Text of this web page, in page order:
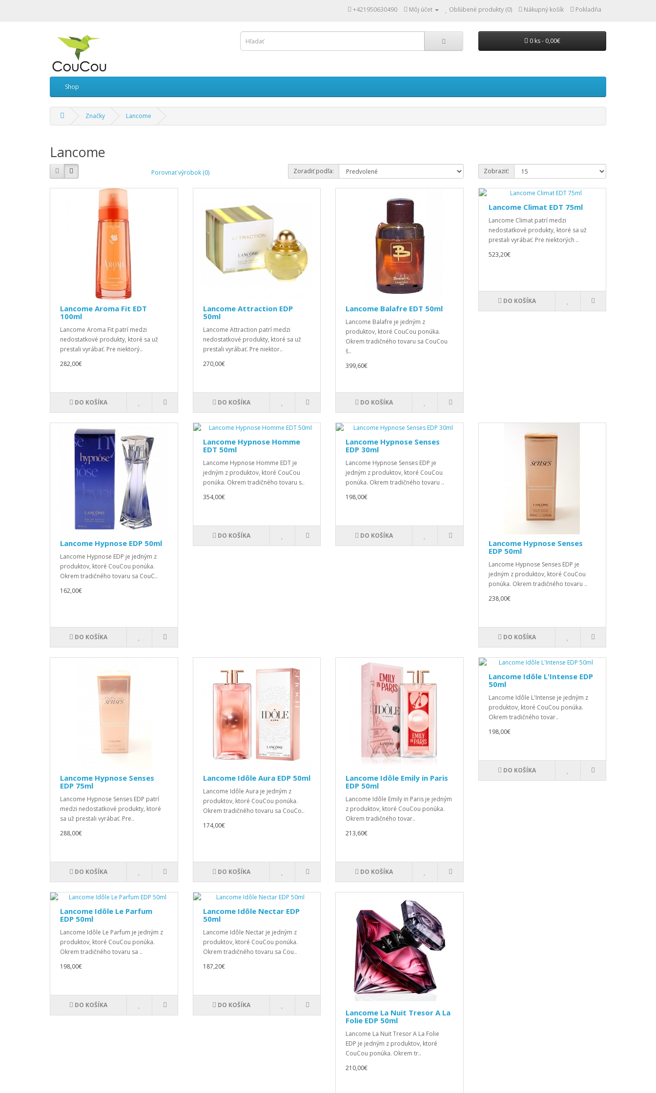
+421950630490 Môj účet Obľúbené produkty (0) Nákupný košík Pokladňa
0 ks - 0,00€
Shop
Značky Lancome
Lancome
Porovnať výrobok (0) Zoradiť podľa: Zobraziť:
Lancome Aroma Fit EDT
100ml
Lancome Aroma Fit patrí medzi
nedostatkové produkty, ktoré sa už
prestali vyrábať. Pre niektorý..
282,00€
DO KOŠÍKA
Lancome Attraction EDP
50ml
Lancome Attraction patrí medzi
nedostatkové produkty, ktoré sa už
prestali vyrábať. Pre niektor..
270,00€
DO KOŠÍKA
Lancome Balafre EDT 50ml
Lancome Balafre je jedným z
produktov, ktoré CouCou ponúka.
Okrem tradičného tovaru sa CouCou
š..
399,60€
DO KOŠÍKA
Lancome Climat EDT 75ml
Lancome Climat patrí medzi
nedostatkové produkty, ktoré sa už
prestali vyrábať. Pre niektorých ..
523,20€
DO KOŠÍKA
Lancome Hypnose EDP 50ml
Lancome Hypnose EDP je jedným z
produktov, ktoré CouCou ponúka.
Okrem tradičného tovaru sa CouC..
162,00€
DO KOŠÍKA
Lancome Hypnose Homme
EDT 50ml
Lancome Hypnose Homme EDT je
jedným z produktov, ktoré CouCou
ponúka. Okrem tradičného tovaru s..
354,00€
DO KOŠÍKA
Lancome Hypnose Senses
EDP 30ml
Lancome Hypnose Senses EDP je
jedným z produktov, ktoré CouCou
ponúka. Okrem tradičného tovaru ..
198,00€
DO KOŠÍKA
Lancome Hypnose Senses
EDP 50ml
Lancome Hypnose Senses EDP je
jedným z produktov, ktoré CouCou
ponúka. Okrem tradičného tovaru ..
238,00€
DO KOŠÍKA
Lancome Hypnose Senses
EDP 75ml
Lancome Hypnose Senses EDP patrí
medzi nedostatkové produkty, ktoré
sa už prestali vyrábať. Pre..
288,00€
DO KOŠÍKA
Lancome Idôle Aura EDP 50ml
Lancome Idôle Aura je jedným z
produktov, ktoré CouCou ponúka.
Okrem tradičného tovaru sa CouCo..
174,00€
DO KOŠÍKA
Lancome Idôle Emily in Paris
EDP 50ml
Lancome Idôle Emily in Paris je jedným
z produktov, ktoré CouCou ponúka.
Okrem tradičného tovar..
213,60€
DO KOŠÍKA
Lancome Idôle L'Intense EDP
50ml
Lancome Idôle L'Intense je jedným z
produktov, ktoré CouCou ponúka.
Okrem tradičného tovar..
198,00€
DO KOŠÍKA
Lancome Idôle Le Parfum
EDP 50ml
Lancome Idôle Le Parfum je jedným z
produktov, ktoré CouCou ponúka.
Okrem tradičného tovaru sa ..
198,00€
DO KOŠÍKA
Lancome Idôle Nectar EDP
50ml
Lancome Idôle Nectar je jedným z
produktov, ktoré CouCou ponúka.
Okrem tradičného tovaru sa Cou..
187,20€
DO KOŠÍKA
Lancome La Nuit Tresor A La
Folie EDP 50ml
Lancome La Nuit Tresor A La Folie
EDP je jedným z produktov, ktoré
CouCou ponúka. Okrem tr..
210,00€